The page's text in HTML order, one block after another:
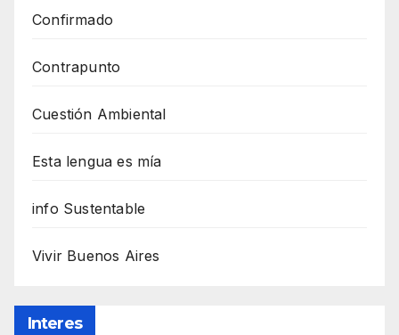
Confirmado
Contrapunto
Cuestión Ambiental
Esta lengua es mía
info Sustentable
Vivir Buenos Aires
Interes